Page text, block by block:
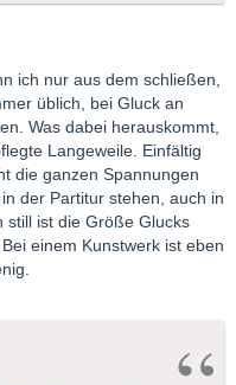
ich nur aus dem schließen,
üblich, bei Gluck an
Was dabei herauskommt,
Langeweile. Einfältig
die ganzen Spannungen
der Partitur stehen, auch in
still ist die Größe Glucks
einem Kunstwerk ist eben